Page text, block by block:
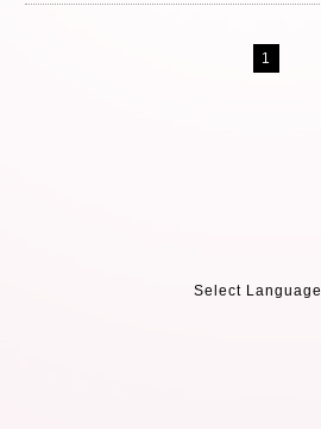
1
Select Language